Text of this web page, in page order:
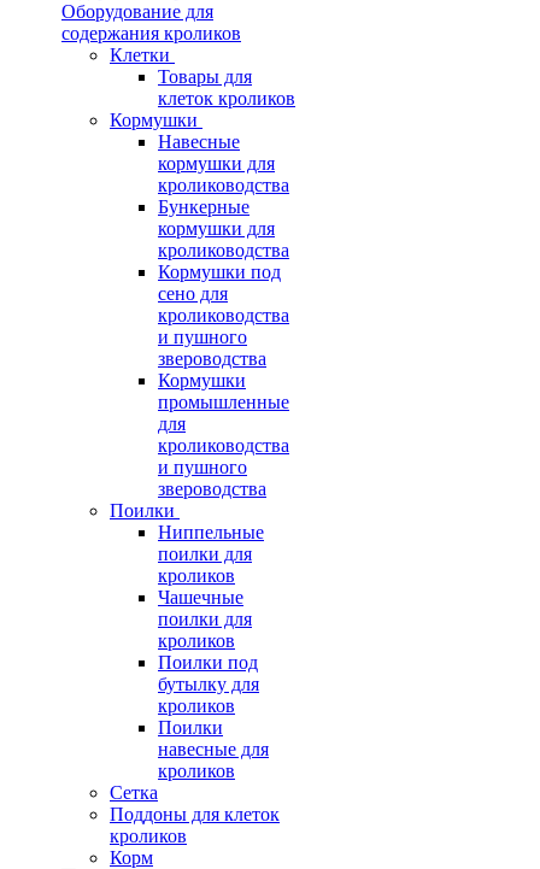
Оборудование для
содержания кроликов
Клетки
Товары для
клеток кроликов
Кормушки
Навесные
кормушки для
кролиководства
Бункерные
кормушки для
кролиководства
Кормушки под
сено для
кролиководства
и пушного
звероводства
Кормушки
промышленные
для
кролиководства
и пушного
звероводства
Поилки
Ниппельные
поилки для
кроликов
Чашечные
поилки для
кроликов
Поилки под
бутылку для
кроликов
Поилки
навесные для
кроликов
Сетка
Поддоны для клеток
кроликов
Корм